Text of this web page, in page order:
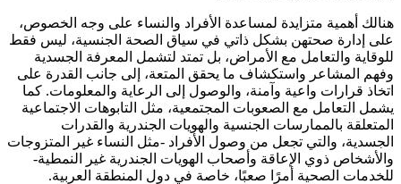
هنالك أهمية متزايدة لمساعدة الأفراد والنساء على وجه الخصوص،
على إدارة صحتهن بشكل ذاتي في سياق الصحة الجنسية، ليس فقط
للوقاية والتعامل مع الأمراض، بل تمتد لتشمل المعرفة الجسدية
وفهم المشاعر واستكشاف ما يحقق المتعة، إلى جانب القدرة على
اتخاذ قرارات واعية وآمنة، والوصول إلى الرعاية والمعلومات. كما
يشمل التعامل مع الصعوبات المجتمعية، مثل التابوهات الاجتماعية
المتعلقة بالممارسات الجنسية والهويات الجندرية والقدرات
الجسدية، والتي تجعل من وصول الأفراد -مثل النساء غير المتزوجات
والأشخاص ذوي الإعاقة وأصحاب الهويات الجندرية غير النمطية-
للخدمات الصحية أمرًا صعبًا، خاصة في دول المنطقة العربية.